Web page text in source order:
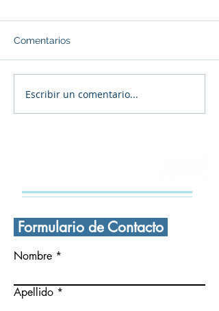
🎄 ¡FELIZ navidad a
todas y todos! 🎄
Comentarios
Escribir un comentario...
Formulario de Contacto
Nombre
Apellido